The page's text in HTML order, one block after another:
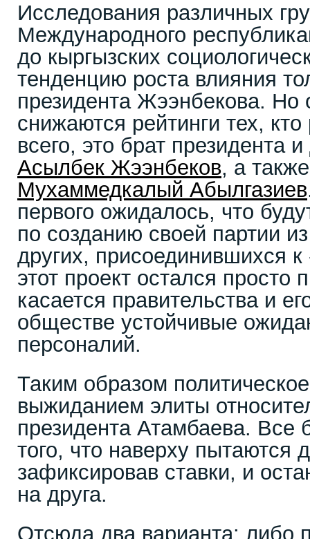
Исследования различных
Международного
до кыргызских
тенденцию роста влияния
президента Жээнбекова. Но
снижаются рейтинги тех,
всего, это брат президента
Асылбек Жээнбеков, а
Мухаммедкалый Абылгазиев
первого ожидалось, что
по созданию своей партии
других, присоединившихся
этот проект остался просто
касается правительства и
обществе устойчивые
персоналий.
Таким образом
выжиданием элиты
президента Атамбаева. Все
того, что наверху пытаются
зафиксировав ставки, и
на друга.
Отсюда два варианта: либо